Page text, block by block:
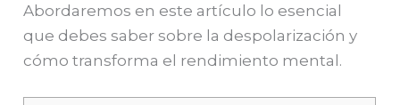
Abordaremos en este artículo lo esencial
que debes saber sobre la despolarización y
cómo transforma el rendimiento mental.